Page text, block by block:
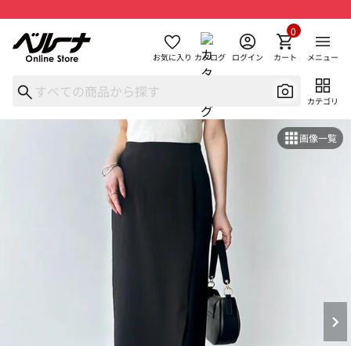
お気に入り カタログ ログイン カート
0
メニュー
カテゴリ
画像一覧